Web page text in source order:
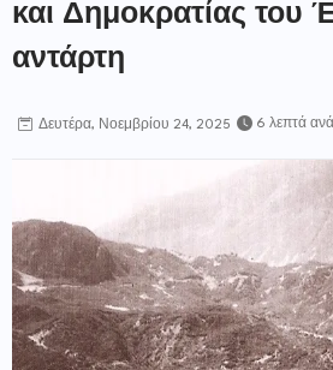
και Δημοκρατίας του
αντάρτη
Δευτέρα, Νοεμβρίου 24, 2025 6 λεπτά